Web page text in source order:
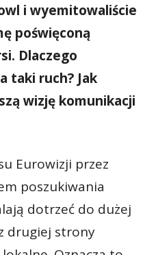
i wyemitowaliście
poświęconą
Dlaczego
taki ruch? Jak
wizję komunikacji
Eurowizji przez
poszukiwania
dotrzeć do dużej
drugiej strony